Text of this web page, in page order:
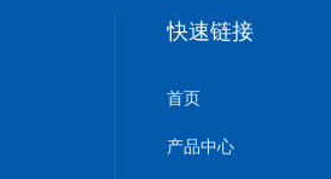
快速链接
首页
产品中心